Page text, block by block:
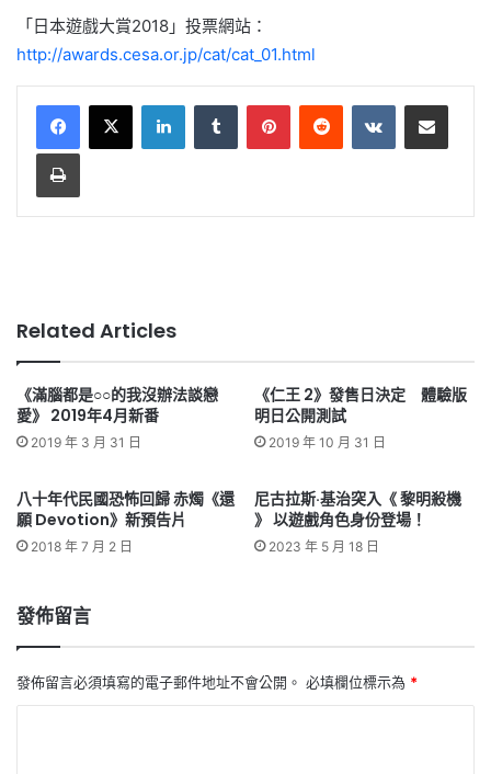
「日本遊戲大賞2018」投票網站：
http://awards.cesa.or.jp/cat/cat_01.html
LinkedInTumblr PinterestReddit VKontakteShare via Email
Print
Related Articles
《滿腦都是○○的我沒辦法談戀
愛》 2019年4月新番
2019 年 3 月 31 日
《仁王 2》發售日決定 體驗版
明日公開測試
2019 年 10 月 31 日
八十年代民國恐怖回歸 赤燭《還
願 Devotion》新預告片
2018 年 7 月 2 日
尼古拉斯·基治突入《 黎明殺機
》 以遊戲角色身份登場！
2023 年 5 月 18 日
發佈留言
發佈留言必須填寫的電子郵件地址不會公開。 必填欄位標示為 *